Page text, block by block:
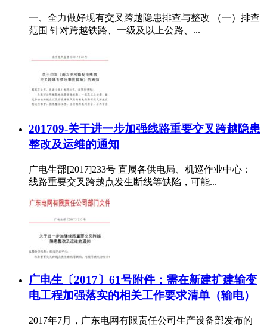
一、全力做好现有交叉跨越隐患排查与整改 （一）排查
范围 针对跨越铁路、一级及以上公路、...
201709-关于进一步加强线路重要交叉跨越隐患
整改及运维的通知
广电生部[2017]233号 直属各供电局、机巡作业中心：
线路重要交叉跨越点发生断线等缺陷，可能...
广电生〔2017〕61号附件：需在新建扩建输变
电工程加强落实的相关工作要求清单（输电）
2017年7月，广东电网有限责任公司生产设备部发布的